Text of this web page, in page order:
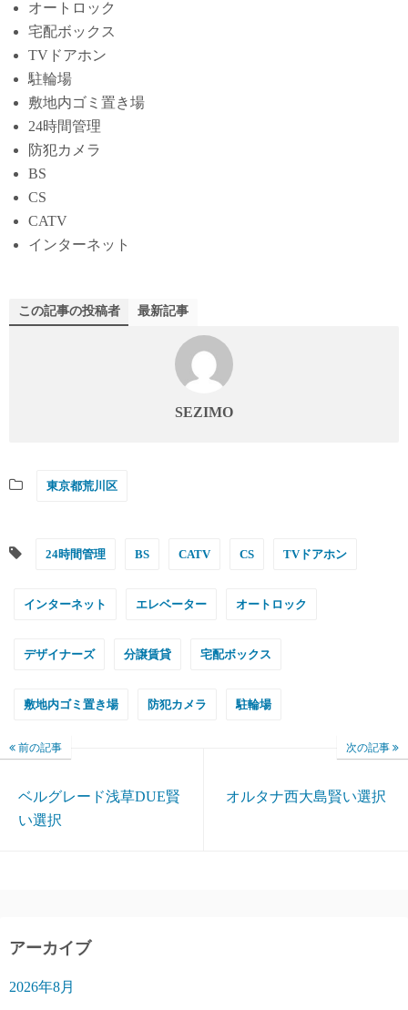
オートロック
宅配ボックス
TVドアホン
駐輪場
敷地内ゴミ置き場
24時間管理
防犯カメラ
BS
CS
CATV
インターネット
この記事の投稿者 最新記事
SEZIMO
東京都荒川区
24時間管理 BS CATV CS TVドアホン
インターネット エレベーター オートロック
デザイナーズ 分譲賃貸 宅配ボックス
敷地内ゴミ置き場 防犯カメラ 駐輪場
前の記事
ベルグレード浅草DUE賢
い選択
次の記事
オルタナ西大島賢い選択
アーカイブ
2026年8月